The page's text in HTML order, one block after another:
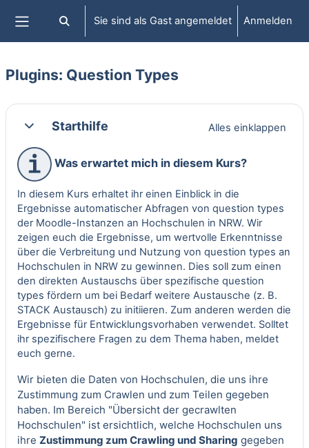
Website-Übersicht
Sucheingabe umschalten
Sie sind als Gast angemeldet Anmelden
Plugins: Question Types
Abschnittsübersicht
EinklappenStarthilfe Alles einklappen
Was erwartet mich in diesem Kurs?
In diesem Kurs erhaltet ihr einen Einblick in die
Ergebnisse automatischer Abfragen von question types
der Moodle-Instanzen an Hochschulen in NRW. Wir
zeigen euch die Ergebnisse, um wertvolle Erkenntnisse
über die Verbreitung und Nutzung von question types an
Hochschulen in NRW zu gewinnen. Dies soll zum einen
den direkten Austauschs über spezifische question
types fördern um bei Bedarf weitere Austausche (z. B.
STACK Austausch) zu initiieren. Zum anderen werden die
Ergebnisse für Entwicklungsvorhaben verwendet. Solltet
ihr spezifischere Fragen zu dem Thema haben, meldet
euch gerne.
Wir bieten die Daten von Hochschulen, die uns ihre
Zustimmung zum Crawlen und zum Teilen gegeben
haben. Im Bereich "Übersicht der gecrawlten
Hochschulen" ist ersichtlich, welche Hochschulen uns
ihre Zustimmung zum Crawling und Sharing gegeben